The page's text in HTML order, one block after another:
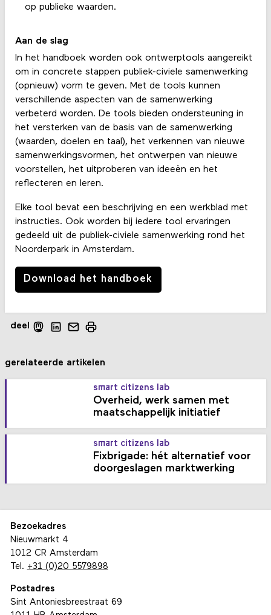
op publieke waarden.
Aan de slag
In het handboek worden ook ontwerptools aangereikt
om in concrete stappen publiek-civiele samenwerking
(opnieuw) vorm te geven. Met de tools kunnen
verschillende aspecten van de samenwerking
verbeterd worden. De tools bieden ondersteuning in
het versterken van de basis van de samenwerking
(waarden, doelen en taal), het verkennen van nieuwe
samenwerkingsvormen, het ontwerpen van nieuwe
voorstellen, het uitproberen van ideeën en het
reflecteren en leren.
Elke tool bevat een beschrijving en een werkblad met
instructies. Ook worden bij iedere tool ervaringen
gedeeld uit de publiek-civiele samenwerking rond het
Noorderpark in Amsterdam.
Download het handboek
deel
gerelateerde artikelen
smart citizens lab
Overheid, werk samen met
maatschappelijk initiatief
smart citizens lab
Fixbrigade: hét alternatief voor
doorgeslagen marktwerking
Bezoekadres
Nieuwmarkt 4
1012 CR Amsterdam
Tel. +31 (0)20 5579898
Postadres
Sint Antoniesbreestraat 69